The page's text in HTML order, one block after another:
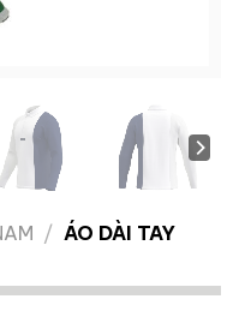
/ ÁO DÀI TAY